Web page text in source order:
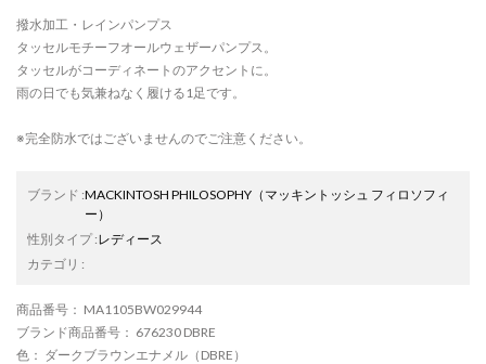
撥水加工・レインパンプス
タッセルモチーフオールウェザーパンプス。
タッセルがコーディネートのアクセントに。
雨の日でも気兼ねなく履ける1足です。
※完全防水ではございませんのでご注意ください。
ブランド :MACKINTOSH PHILOSOPHY （マッキントッシュ フィロソフィ
ー）
性別タイプ:レディース
カテゴリ :
商品番号 ： MA1105BW029944
ブランド商品番号 ： 676230 DBRE
色 ： ダークブラウンエナメル（DBRE）